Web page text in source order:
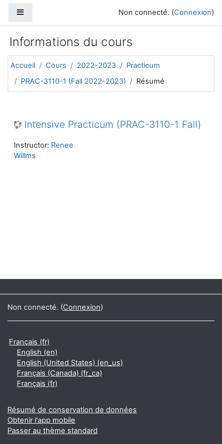
Non connecté. (Connexion)
Informations du cours
Accueil Cours 2022-2023
Practicum
PRAC-3110-1 (Fall 2022-2023)
Résumé
Intensive Practicum (PRAC-3110-1 Fall)
Instructor: Renee
Willms
Non connecté. (Connexion)
Français ‎(fr)‎
English ‎(en)‎
English (United States) ‎(en_us)‎
Français (Canada) ‎(fr_ca)‎
Français ‎(fr)‎
Résumé de conservation de données
Obtenir l'app mobile
Passer au thème standard